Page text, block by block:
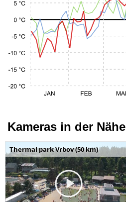
Kameras in der Nähe
Thermal park Vrbov (50 km)